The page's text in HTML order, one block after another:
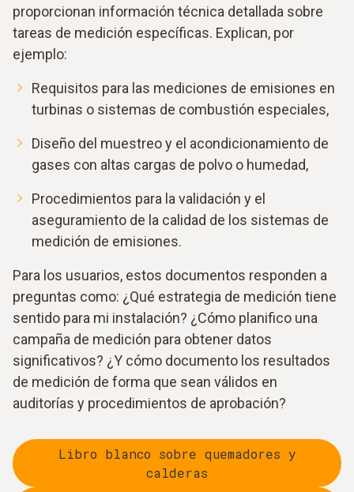
proporcionan información técnica detallada sobre
tareas de medición específicas. Explican, por
ejemplo:
Requisitos para las mediciones de emisiones en
turbinas o sistemas de combustión especiales,
Diseño del muestreo y el acondicionamiento de
gases con altas cargas de polvo o humedad,
Procedimientos para la validación y el
aseguramiento de la calidad de los sistemas de
medición de emisiones.
Para los usuarios, estos documentos responden a
preguntas como: ¿Qué estrategia de medición tiene
sentido para mi instalación? ¿Cómo planifico una
campaña de medición para obtener datos
significativos? ¿Y cómo documento los resultados
de medición de forma que sean válidos en
auditorías y procedimientos de aprobación?
Libro blanco sobre quemadores y
calderas